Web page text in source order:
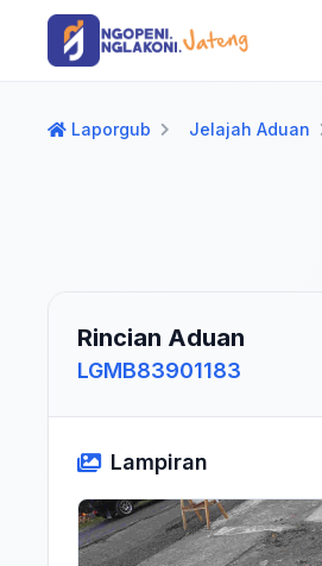
Langsung ke konten utama
Langsung ke navigasi
Laporgub Jelajah Aduan
Rincian Aduan
LGMB83901183
Lampiran